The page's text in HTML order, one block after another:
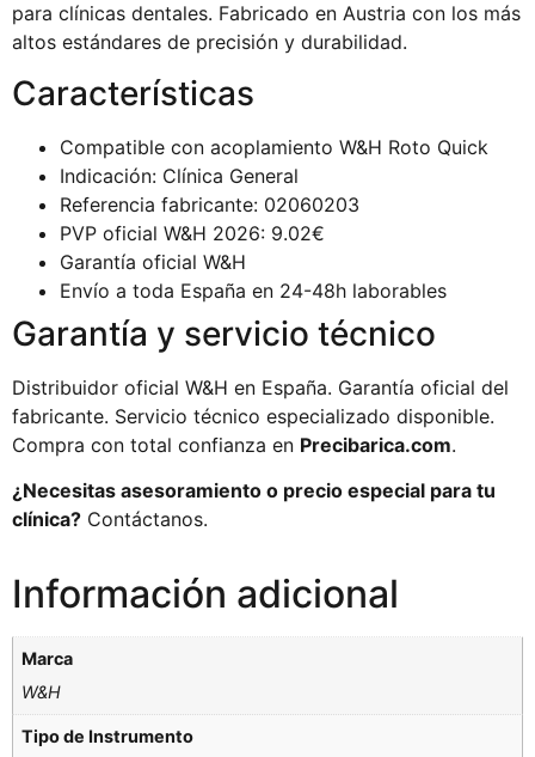
para clínicas dentales. Fabricado en Austria con los más
altos estándares de precisión y durabilidad.
Características
Compatible con acoplamiento W&H Roto Quick
Indicación: Clínica General
Referencia fabricante: 02060203
PVP oficial W&H 2026: 9.02€
Garantía oficial W&H
Envío a toda España en 24-48h laborables
Garantía y servicio técnico
Distribuidor oficial W&H en España. Garantía oficial del
fabricante. Servicio técnico especializado disponible.
Compra con total confianza en Precibarica.com.
¿Necesitas asesoramiento o precio especial para tu
clínica? Contáctanos.
Información adicional
Marca
W&H
Tipo de Instrumento